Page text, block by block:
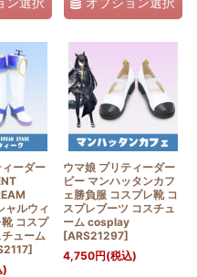
ーダー
ャルウィ
コスプ
ューム
]
)
ウマ娘 プリティーダー
ビー マンハッタンカフ
ェ勝負服 コスプレ靴 コ
スプレブーツ コスチュ
ーム cosplay
[ARS21297]
4,750円(税込)